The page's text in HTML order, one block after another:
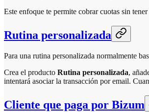
Este enfoque te permite cobrar cuotas sin
Rutina personalizada
Para una rutina personalizada normalmente
Crea el producto Rutina personalizada,
intentará asociar la transacción por email.
Cliente que paga por Bizum